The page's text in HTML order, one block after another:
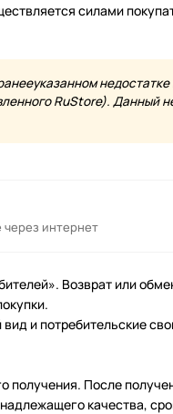
силами
RuStore). Данный
через интернет
Возврат или
и потребительские
получения. После
качества,